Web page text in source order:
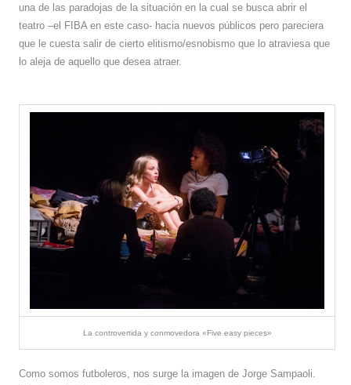
una de las paradojas de la situación en la cual se busca abrir el
teatro –el FIBA en este caso- hacia nuevos públicos pero pareciera
que le cuesta salir de cierto elitismo/esnobismo que lo atraviesa que
lo aleja de aquello que desea atraer.
La controvertida y conmovedora «Five easy pieces»
Como somos futboleros, nos surge la imagen de Jorge Sampaoli.